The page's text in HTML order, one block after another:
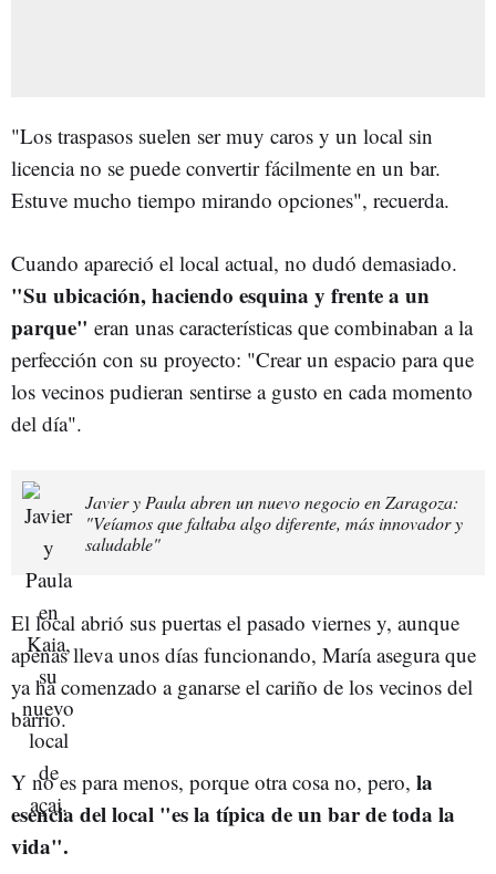
"Los traspasos suelen ser muy caros y un local sin
licencia no se puede convertir fácilmente en un bar.
Estuve mucho tiempo mirando opciones", recuerda.
Cuando apareció el local actual, no dudó demasiado.
"Su ubicación, haciendo esquina y frente a un
parque" eran unas características que combinaban a la
perfección con su proyecto: "Crear un espacio para que
los vecinos pudieran sentirse a gusto en cada momento
del día".
Javier y Paula abren un nuevo negocio en Zaragoza:
"Veíamos que faltaba algo diferente, más innovador y
saludable"
El local abrió sus puertas el pasado viernes y, aunque
apenas lleva unos días funcionando, María asegura que
ya ha comenzado a ganarse el cariño de los vecinos del
barrio.
Y no es para menos, porque otra cosa no, pero, la
esencia del local "es la típica de un bar de toda la
vida".